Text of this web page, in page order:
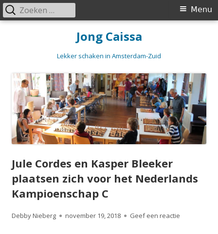
Jong Caissa
Lekker schaken in Amsterdam-Zuid
Primair
Menu
Zoeken
naar:
Jule Cordes en Kasper Bleeker
plaatsen zich voor het Nederlands
Kampioenschap C
Auteur
Debby Nieberg
Gepubliceerd
november 19, 2018 Geef een reactie